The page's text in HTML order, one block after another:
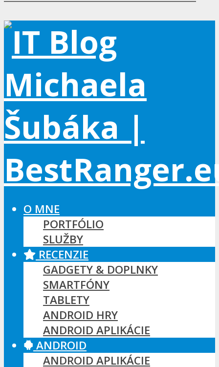
O MNE
PORTFÓLIO
SLUŽBY
RECENZIE
GADGETY & DOPLNKY
SMARTFÓNY
TABLETY
ANDROID HRY
ANDROID APLIKÁCIE
ANDROID
ANDROID APLIKÁCIE